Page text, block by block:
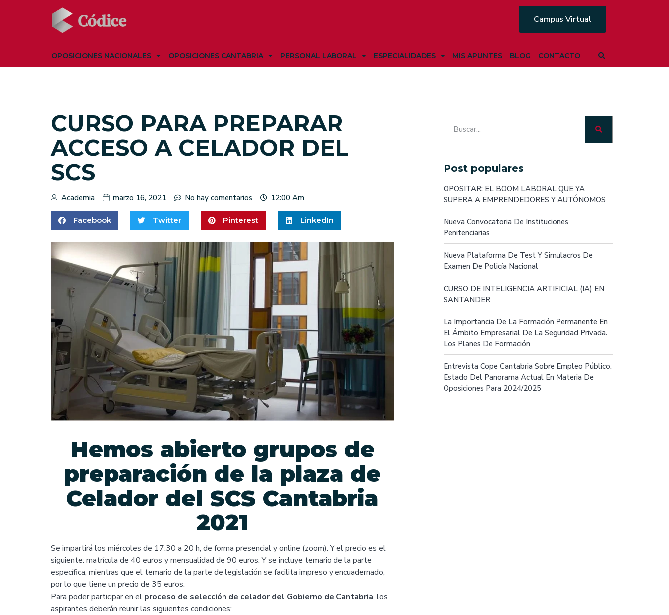
Campus Virtual
OPOSICIONES NACIONALES OPOSICIONES CANTABRIA PERSONAL LABORAL ESPECIALIDADES MIS APUNTES BLOG CONTACTO
CURSO PARA PREPARAR
ACCESO A CELADOR DEL
SCS
Academia marzo 16, 2021 No hay comentarios 12:00 Am
Facebook Twitter Pinterest LinkedIn
Hemos abierto grupos de
preparación de la plaza de
Celador del SCS Cantabria
2021
Se impartirá los miércoles de 17:30 a 20 h, de forma presencial y online (zoom). Y el precio es el
siguiente: matrícula de 40 euros y mensualidad de 90 euros. Y se incluye temario de la parte
específica, mientras que el temario de la parte de legislación se facilita impreso y encuadernado,
por lo que tiene un precio de 35 euros.
Para poder participar en el proceso de selección de celador del Gobierno de Cantabria, los
aspirantes deberán reunir las siguientes condiciones:
Post populares
OPOSITAR: EL BOOM LABORAL QUE YA
SUPERA A EMPRENDEDORES Y AUTÓNOMOS
Nueva Convocatoria De Instituciones
Penitenciarias
Nueva Plataforma De Test Y Simulacros De
Examen De Policía Nacional
CURSO DE INTELIGENCIA ARTIFICIAL (IA) EN
SANTANDER
La Importancia De La Formación Permanente En
El Ámbito Empresarial De La Seguridad Privada.
Los Planes De Formación
Entrevista Cope Cantabria Sobre Empleo Público.
Estado Del Panorama Actual En Materia De
Oposiciones Para 2024/2025